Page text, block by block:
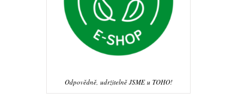
Odpovědně, udržitelně JSME u TOHO!